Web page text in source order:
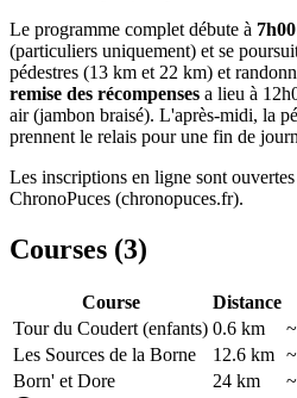
Le programme complet débute à
(particuliers uniquement) et se
pédestres (13 km et 22 km) et
remise des récompenses a lieu à
air (jambon braisé). L'après-midi, la
prennent le relais pour une fin de
Les inscriptions en ligne sont
ChronoPuces (chronopuces.fr).
Courses (3)
Course Distance
Tour du Coudert (enfants) 0.6 km
Les Sources de la Borne
12.6 km
Born' et Dore
24 km